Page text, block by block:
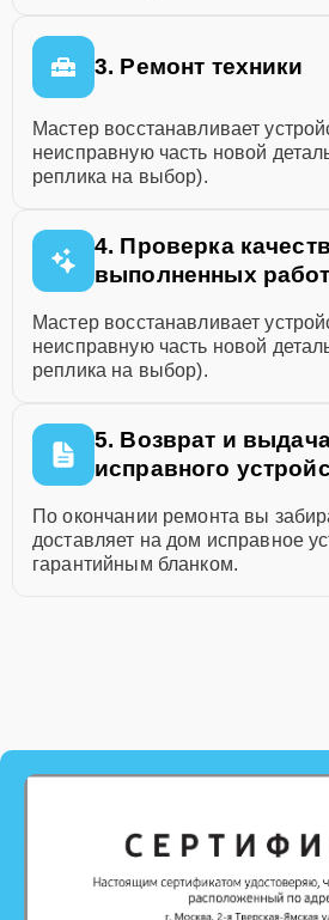
3. Ремонт техники
Мастер восстанавливает
неисправную часть новой
реплика на выбор).
4. Проверка
выполненных работ
Мастер восстанавливает
неисправную часть новой
реплика на выбор).
5. Возврат и
исправного
По окончании ремонта вы
доставляет на дом исправное
гарантийным бланком.